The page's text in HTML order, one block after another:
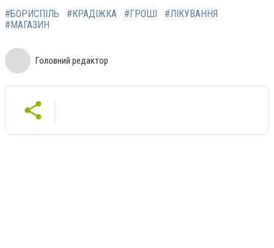
#БОРИСПІЛЬ #КРАДІЖКА #ГРОШІ
#ЛІКУВАННЯ
#МАГАЗИН
Головний редактор